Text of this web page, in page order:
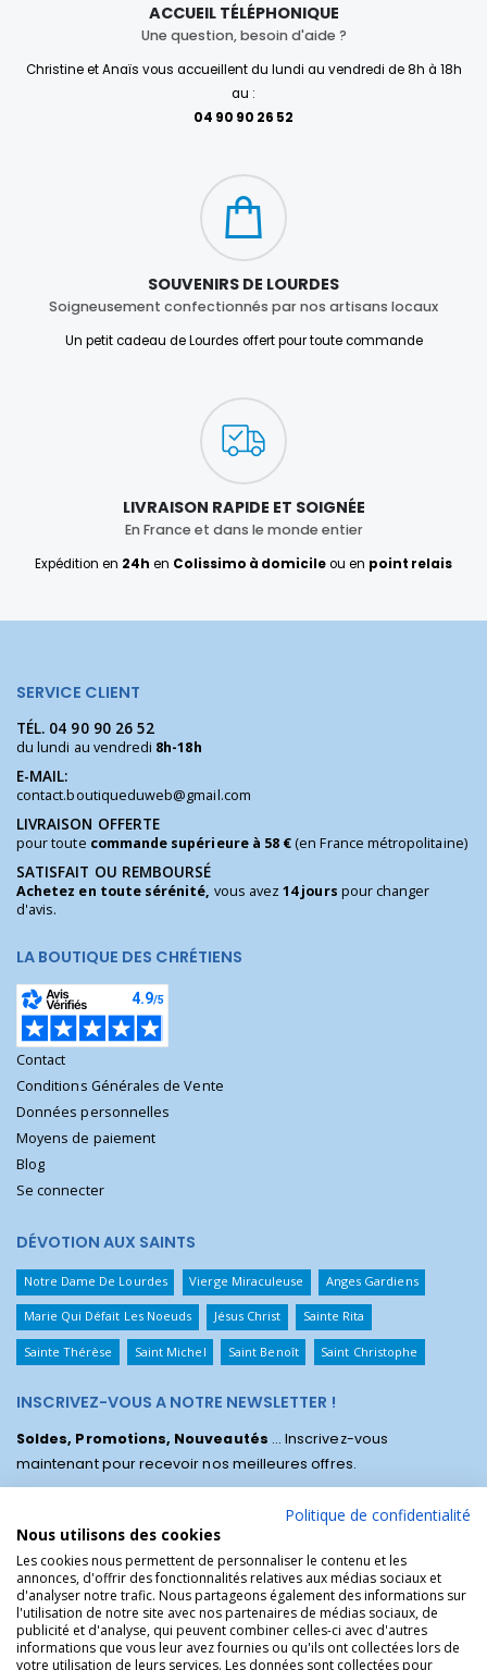
ACCUEIL TÉLÉPHONIQUE
Une question, besoin d'aide ?
Christine et Anaïs vous accueillent du lundi au vendredi de 8h à 18h
au :
04 90 90 26 52
SOUVENIRS DE LOURDES
Soigneusement confectionnés par nos artisans locaux
Un petit cadeau de Lourdes offert pour toute commande
LIVRAISON RAPIDE ET SOIGNÉE
En France et dans le monde entier
Expédition en 24h en Colissimo à domicileou en point relais
SERVICE CLIENT
TÉL. 04 90 90 26 52
du lundi au vendredi 8h-18h
E-MAIL:
contact.boutiqueduweb@gmail.com
LIVRAISON OFFERTE
pour toute commande supérieure à 58 €(en France métropolitaine)
SATISFAIT OU REMBOURSÉ
Achetez en toute sérénité, vous avez14 jours pour changer
d'avis.
LA BOUTIQUE DES CHRÉTIENS
Contact
Conditions Générales de Vente
Données personnelles
Moyens de paiement
Blog
Se connecter
DÉVOTION AUX SAINTS
Notre Dame De Lourdes Vierge Miraculeuse Anges Gardiens
Marie Qui Défait Les Noeuds Jésus Christ Sainte Rita
Sainte Thérèse Saint Michel Saint Benoît Saint Christophe
INSCRIVEZ-VOUS A NOTRE NEWSLETTER !
Soldes, Promotions, Nouveautés ... Inscrivez-vous
maintenant pour recevoir nos meilleures offres.
Politique de confidentialité
Nous utilisons des cookies
Les cookies nous permettent de personnaliser le contenu et les
annonces, d'offrir des fonctionnalités relatives aux médias sociaux et
d'analyser notre trafic. Nous partageons également des informations sur
l'utilisation de notre site avec nos partenaires de médias sociaux, de
publicité et d'analyse, qui peuvent combiner celles-ci avec d'autres
informations que vous leur avez fournies ou qu'ils ont collectées lors de
votre utilisation de leurs services. Les données sont collectées pour